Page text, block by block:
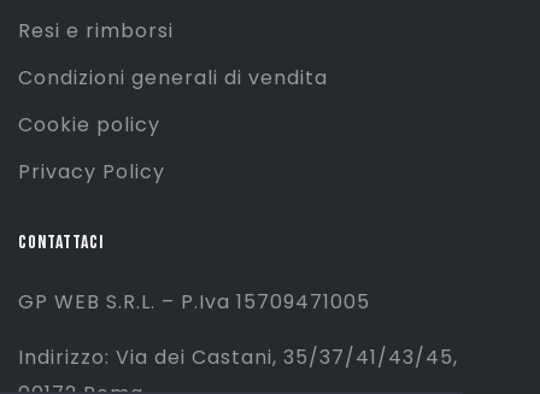
Resi e rimborsi
Condizioni generali di vendita
Cookie policy
Privacy Policy
CONTATTACI
GP WEB S.R.L. – P.Iva 15709471005
Indirizzo: Via dei Castani, 35/37/41/43/45,